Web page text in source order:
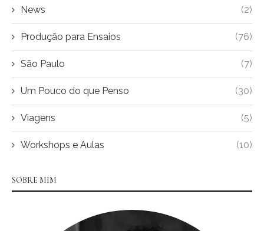
News (2)
Produção para Ensaios (76)
São Paulo (7)
Um Pouco do que Penso (30)
Viagens (5)
Workshops e Aulas (10)
SOBRE MIM